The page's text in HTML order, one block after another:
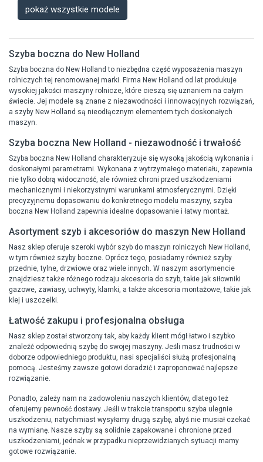
pokaż wszystkie modele
Szyba boczna do New Holland
Szyba boczna do New Holland to niezbędna część wyposażenia maszyn
rolniczych tej renomowanej marki. Firma New Holland od lat produkuje
wysokiej jakości maszyny rolnicze, które cieszą się uznaniem na całym
świecie. Jej modele są znane z niezawodności i innowacyjnych rozwiązań,
a szyby New Holland są nieodłącznym elementem tych doskonałych
maszyn.
Szyba boczna New Holland - niezawodność i trwałość
Szyba boczna New Holland charakteryzuje się wysoką jakością wykonania i
doskonałymi parametrami. Wykonana z wytrzymałego materiału, zapewnia
nie tylko dobrą widoczność, ale również chroni przed uszkodzeniami
mechanicznymi i niekorzystnymi warunkami atmosferycznymi. Dzięki
precyzyjnemu dopasowaniu do konkretnego modelu maszyny, szyba
boczna New Holland zapewnia idealne dopasowanie i łatwy montaż.
Asortyment szyb i akcesoriów do maszyn New Holland
Nasz sklep oferuje szeroki wybór szyb do maszyn rolniczych New Holland,
w tym również szyby boczne. Oprócz tego, posiadamy również szyby
przednie, tylne, drzwiowe oraz wiele innych. W naszym asortymencie
znajdziesz także różnego rodzaju akcesoria do szyb, takie jak siłowniki
gazowe, zawiasy, uchwyty, klamki, a także akcesoria montażowe, takie jak
klej i uszczelki.
Łatwość zakupu i profesjonalna obsługa
Nasz sklep został stworzony tak, aby każdy klient mógł łatwo i szybko
znaleźć odpowiednią szybę do swojej maszyny. Jeśli masz trudności w
doborze odpowiedniego produktu, nasi specjaliści służą profesjonalną
pomocą. Jesteśmy zawsze gotowi doradzić i zaproponować najlepsze
rozwiązanie.
Ponadto, zależy nam na zadowoleniu naszych klientów, dlatego też
oferujemy pewność dostawy. Jeśli w trakcie transportu szyba ulegnie
uszkodzeniu, natychmiast wysyłamy drugą szybę, abyś nie musiał czekać
na wymianę. Nasze szyby są solidnie zapakowane i chronione przed
uszkodzeniami, jednak w przypadku nieprzewidzianych sytuacji mamy
gotowe rozwiązanie.